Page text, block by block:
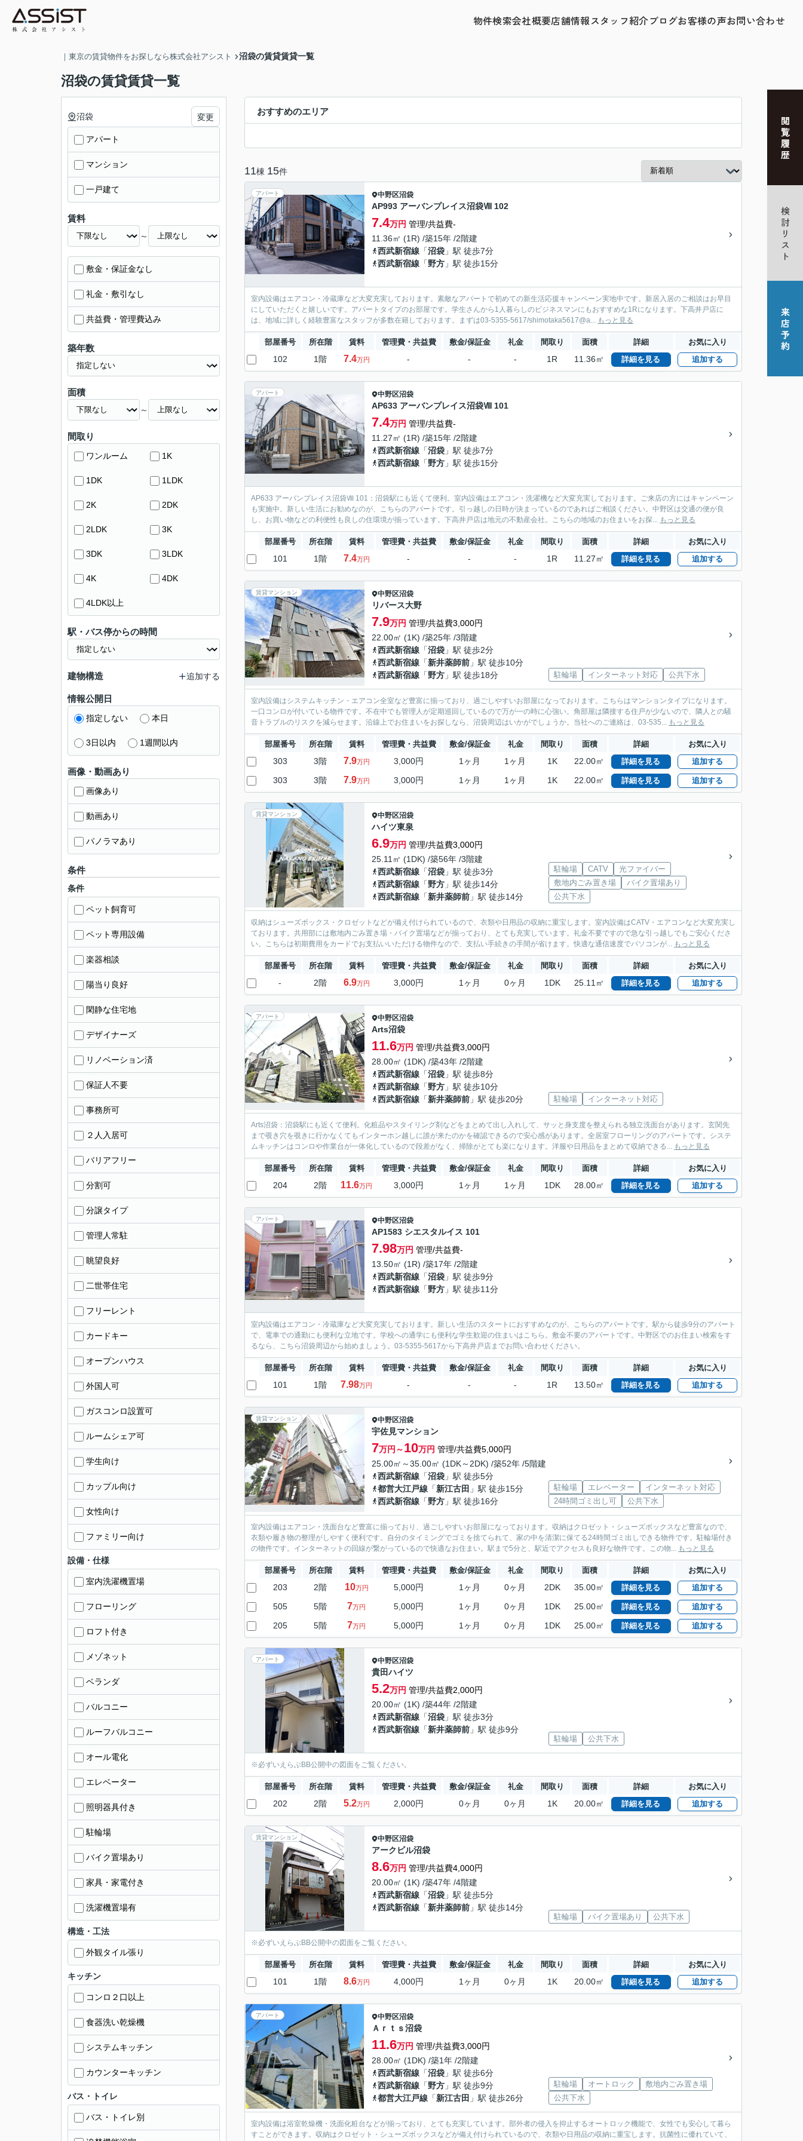
物件検索会社概要店舗情報スタッフ紹介ブログお客様の声お問い合わせ
｜東京の賃貸物件をお探しなら株式会社アシスト 沼袋の賃貸賃貸一覧
沼袋の賃貸賃貸一覧
おすすめのエリア
11棟 15件
アパート 中野区沼袋
AP993 アーバンプレイス沼袋Ⅷ 102
7.4万円 管理/共益費-
11.36㎡ (1R) /築15年 /2階建
西武新宿線 「沼袋 」駅 徒歩7分
西武新宿線 「野方 」駅 徒歩15分
室内設備はエアコン・冷蔵庫など大変充実しております。素敵なアパートで初めての新生活応援キャンペーン実地中です。新居入居のご相談はお早目
にしていただくと嬉しいです。アパートタイプのお部屋です。学生さんから1人暮らしのビジネスマンにもおすすめな1Rになります。下高井戸店に
は、地域に詳しく経験豊富なスタッフが多数在籍しております。まずは03-5355-5617/shimotaka5617@a... もっと見る
部屋番号 所在階 賃料 管理費・共益費 敷金/保証金 礼金 間取り 面積 詳細 お気に入り
102 1階 7.4万円 - - - 1R 11.36㎡ 詳細を見る 追加する
アパート 中野区沼袋
AP633 アーバンプレイス沼袋Ⅷ 101
7.4万円 管理/共益費-
11.27㎡ (1R) /築15年 /2階建
西武新宿線 「沼袋 」駅 徒歩7分
西武新宿線 「野方 」駅 徒歩15分
AP633 アーバンプレイス沼袋Ⅷ 101：沼袋駅にも近くて便利。室内設備はエアコン・洗濯機など大変充実しております。ご来店の方にはキャンペーン
も実施中。新しい生活にお勧めなのが、こちらのアパートです。引っ越しの日時が決まっているのであればご相談ください。中野区は交通の便が良
し、お買い物などの利便性も良しの住環境が揃っています。下高井戸店は地元の不動産会社。こちらの地域のお住まいをお探... もっと見る
部屋番号 所在階 賃料 管理費・共益費 敷金/保証金 礼金 間取り 面積 詳細 お気に入り
101 1階 7.4万円 - - - 1R 11.27㎡ 詳細を見る 追加する
賃貸マンション 中野区沼袋
リバース大野
7.9万円 管理/共益費3,000円
22.00㎡ (1K) /築25年 /3階建
西武新宿線 「沼袋 」駅 徒歩2分
西武新宿線 「新井薬師前 」駅 徒歩10分
西武新宿線 「野方 」駅 徒歩18分 駐輪場 インターネット対応 公共下水
室内設備はシステムキッチン・エアコン全室など豊富に揃っており、過ごしやすいお部屋になっております。こちらはマンションタイプになります。
一口コンロが付いている物件です。不在中でも管理人が定期巡回しているので万が一の時に心強い。角部屋は隣接する住戸が少ないので、隣人との騒
音トラブルのリスクを減らせます。沿線上でお住まいをお探しなら、沼袋周辺はいかがでしょうか。当社へのご連絡は、03-535... もっと見る
部屋番号 所在階 賃料 管理費・共益費 敷金/保証金 礼金 間取り 面積 詳細 お気に入り
303 3階 7.9万円 3,000円 1ヶ月 1ヶ月 1K 22.00㎡ 詳細を見る 追加する
303 3階 7.9万円 3,000円 1ヶ月 1ヶ月 1K 22.00㎡ 詳細を見る 追加する
賃貸マンション 中野区沼袋
ハイツ東泉
6.9万円 管理/共益費3,000円
25.11㎡ (1DK) /築56年 /3階建
西武新宿線 「沼袋 」駅 徒歩3分
西武新宿線 「野方 」駅 徒歩14分
西武新宿線 「新井薬師前 」駅 徒歩14分
駐輪場 CATV
光ファイバー
敷地内ごみ置き場
バイク置場あり
公共下水
収納はシューズボックス・クロゼットなどが備え付けられているので、衣類や日用品の収納に重宝します。室内設備はCATV・エアコンなど大変充実し
ております。共用部には敷地内ごみ置き場・バイク置場などが揃っており、とても充実しています。礼金不要ですので急な引っ越しでもご安心くださ
い。こちらは初期費用をカードでお支払いいただける物件なので、支払い手続きの手間が省けます。快適な通信速度でパソコンが... もっと見る
部屋番号 所在階 賃料 管理費・共益費 敷金/保証金 礼金 間取り 面積 詳細 お気に入り
- 2階 6.9万円 3,000円 1ヶ月 0ヶ月 1DK 25.11㎡ 詳細を見る 追加する
アパート 中野区沼袋
Arts沼袋
11.6万円 管理/共益費3,000円
28.00㎡ (1DK) /築43年 /2階建
西武新宿線 「沼袋 」駅 徒歩8分
西武新宿線 「野方 」駅 徒歩10分
西武新宿線 「新井薬師前 」駅 徒歩20分 駐輪場 インターネット対応
Arts沼袋：沼袋駅にも近くて便利。化粧品やスタイリング剤などをまとめて出し入れして、サッと身支度を整えられる独立洗面台があります。玄関先
まで覗き穴を覗きに行かなくてもインターホン越しに誰が来たのかを確認できるので安心感があります。全居室フローリングのアパートです。システ
ムキッチンはコンロや作業台が一体化しているので段差がなく、掃除がとても楽になります。洋服や日用品をまとめて収納できる... もっと見る
部屋番号 所在階 賃料 管理費・共益費 敷金/保証金 礼金 間取り 面積 詳細 お気に入り
204 2階 11.6万円 3,000円 1ヶ月 1ヶ月 1DK 28.00㎡ 詳細を見る 追加する
アパート 中野区沼袋
AP1583 シエスタルイス 101
7.98万円 管理/共益費-
13.50㎡ (1R) /築17年 /2階建
西武新宿線 「沼袋 」駅 徒歩9分
西武新宿線 「野方 」駅 徒歩11分
室内設備はエアコン・冷蔵庫など大変充実しております。新しい生活のスタートにおすすめなのが、こちらのアパートです。駅から徒歩9分のアパート
で、電車での通勤にも便利な立地です。学校への通学にも便利な学生歓迎の住まいはこちら。敷金不要のアパートです。中野区でのお住まい検索をす
るなら、こちら沼袋周辺から始めましょう。03-5355-5617から下高井戸店までお問い合わせください。
部屋番号 所在階 賃料 管理費・共益費 敷金/保証金 礼金 間取り 面積 詳細 お気に入り
101 1階 7.98万円 - - - 1R 13.50㎡ 詳細を見る 追加する
賃貸マンション 中野区沼袋
宇佐見マンション
7万円～10万円 管理/共益費5,000円
25.00㎡～35.00㎡ (1DK～2DK) /築52年 /5階建
西武新宿線 「沼袋 」駅 徒歩5分
都営大江戸線 「新江古田 」駅 徒歩15分
西武新宿線 「野方 」駅 徒歩16分
駐輪場 エレベーター
インターネット対応
24時間ゴミ出し可
公共下水
室内設備はエアコン・洗面台など豊富に揃っており、過ごしやすいお部屋になっております。収納はクロゼット・シューズボックスなど豊富なので、
衣類や履き物の整理がしやすく便利です。自分のタイミングでゴミを捨てられて、家の中を清潔に保てる24時間ゴミ出しできる物件です。駐輪場付き
の物件です。インターネットの回線が繋がっているので快適なお住まい。駅まで5分と、駅近でアクセスも良好な物件です。この物... もっと見る
部屋番号 所在階 賃料 管理費・共益費 敷金/保証金 礼金 間取り 面積 詳細 お気に入り
203 2階 10万円 5,000円 1ヶ月 0ヶ月 2DK 35.00㎡ 詳細を見る 追加する
505 5階 7万円 5,000円 1ヶ月 0ヶ月 1DK 25.00㎡ 詳細を見る 追加する
205 5階 7万円 5,000円 1ヶ月 0ヶ月 1DK 25.00㎡ 詳細を見る 追加する
アパート 中野区沼袋
貴田ハイツ
5.2万円 管理/共益費2,000円
20.00㎡ (1K) /築44年 /2階建
西武新宿線 「沼袋 」駅 徒歩3分
西武新宿線 「新井薬師前 」駅 徒歩9分
駐輪場 公共下水
※必ずいえらぶBB公開中の図面をご覧ください。
部屋番号 所在階 賃料 管理費・共益費 敷金/保証金 礼金 間取り 面積 詳細 お気に入り
202 2階 5.2万円 2,000円 0ヶ月 0ヶ月 1K 20.00㎡ 詳細を見る 追加する
賃貸マンション 中野区沼袋
アークビル沼袋
8.6万円 管理/共益費4,000円
20.00㎡ (1K) /築47年 /4階建
西武新宿線 「沼袋 」駅 徒歩5分
西武新宿線 「新井薬師前 」駅 徒歩14分
駐輪場 バイク置場あり 公共下水
※必ずいえらぶBB公開中の図面をご覧ください。
部屋番号 所在階 賃料 管理費・共益費 敷金/保証金 礼金 間取り 面積 詳細 お気に入り
101 1階 8.6万円 4,000円 1ヶ月 0ヶ月 1K 20.00㎡ 詳細を見る 追加する
アパート 中野区沼袋
Ａｒｔｓ沼袋
11.6万円 管理/共益費3,000円
28.00㎡ (1DK) /築1年 /2階建
西武新宿線 「沼袋 」駅 徒歩6分
西武新宿線 「野方 」駅 徒歩9分
都営大江戸線 「新江古田 」駅 徒歩26分
駐輪場 オートロック
敷地内ごみ置き場
公共下水
室内設備は浴室乾燥機・洗面化粧台などが揃っており、とても充実しています。部外者の侵入を抑止するオートロック機能で、女性でも安心して暮ら
すことができます。収納はクロゼット・シューズボックスなどが備え付けられているので、衣類や日用品の収納に重宝します。抗菌性に優れていて、
沼袋 変更
アパート
マンション
一戸建て
賃料
～
敷金・保証金なし
礼金・敷引なし
共益費・管理費込み
築年数
面積
～
間取り
ワンルーム 1K
1DK 1LDK
2K 2DK
2LDK 3K
3DK 3LDK
4K 4DK
4LDK以上
駅・バス停からの時間
建物構造 追加する
情報公開日
指定しない 本日
3日以内 1週間以内
画像・動画あり
画像あり
動画あり
パノラマあり
条件
条件
ペット飼育可
ペット専用設備
楽器相談
陽当り良好
閑静な住宅地
デザイナーズ
リノベーション済
保証人不要
事務所可
２人入居可
バリアフリー
分割可
分譲タイプ
管理人常駐
眺望良好
二世帯住宅
フリーレント
カードキー
オープンハウス
外国人可
ガスコンロ設置可
ルームシェア可
学生向け
カップル向け
女性向け
ファミリー向け
設備・仕様
室内洗濯機置場
フローリング
ロフト付き
メゾネット
ベランダ
バルコニー
ルーフバルコニー
オール電化
エレベーター
照明器具付き
駐輪場
バイク置場あり
家具・家電付き
洗濯機置場有
構造・工法
外観タイル張り
キッチン
コンロ２口以上
食器洗い乾燥機
システムキッチン
カウンターキッチン
バス・トイレ
バス・トイレ別